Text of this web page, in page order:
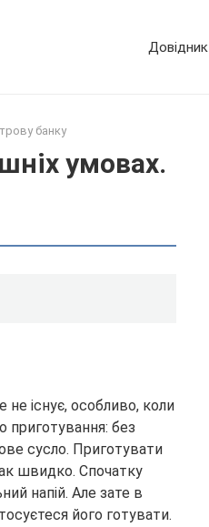
Довідник
банку
умовах.
не існує, особливо, коли
приготування: без
сусло. Приготувати
швидко. Спочатку
напій. Але зате в
його готувати.